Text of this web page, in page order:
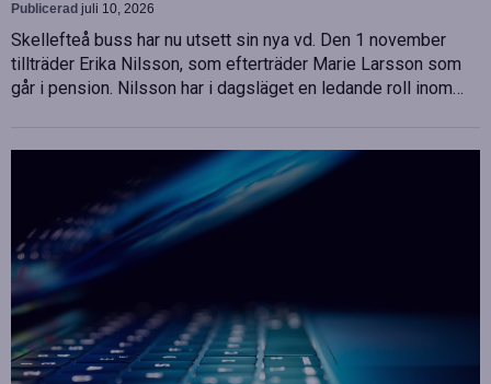
Publicerad juli 10, 2026
Skellefteå buss har nu utsett sin nya vd. Den 1 november
tillträder Erika Nilsson, som efterträder Marie Larsson som
går i pension. Nilsson har i dagsläget en ledande roll inom…